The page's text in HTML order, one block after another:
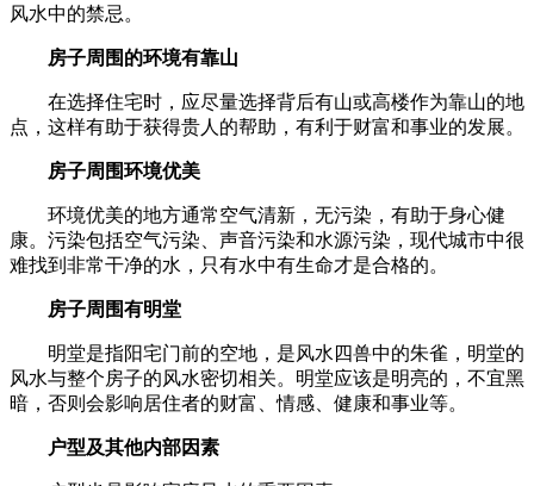
风水中的禁忌。
房子周围的环境有靠山
在选择住宅时，应尽量选择背后有山或高楼作为靠山的地
点，这样有助于获得贵人的帮助，有利于财富和事业的发展。
房子周围环境优美
环境优美的地方通常空气清新，无污染，有助于身心健
康。污染包括空气污染、声音污染和水源污染，现代城市中很
难找到非常干净的水，只有水中有生命才是合格的。
房子周围有明堂
明堂是指阳宅门前的空地，是风水四兽中的朱雀，明堂的
风水与整个房子的风水密切相关。明堂应该是明亮的，不宜黑
暗，否则会影响居住者的财富、情感、健康和事业等。
户型及其他内部因素